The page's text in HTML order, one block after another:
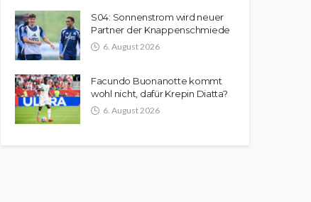
S04: Sonnenstrom wird neuer
Partner der Knappenschmiede
6. August 2026
Facundo Buonanotte kommt
wohl nicht, dafür Krepin Diatta?
6. August 2026